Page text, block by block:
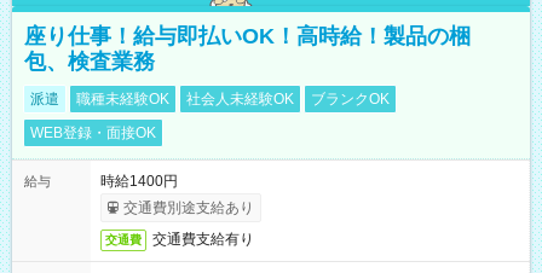
座り仕事！給与即払いOK！高時給！製品の梱
包、検査業務
派遣 職種未経験OK 社会人未経験OK
ブランクOK
WEB登録・面接OK
給与
時給1400円
交通費別途支給あり
交通費 交通費支給有り